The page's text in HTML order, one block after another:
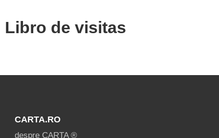
Libro de visitas
CARTA.RO
despre CARTA ®